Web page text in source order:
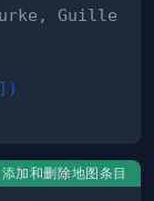
Guille
] )
添加和删除地图条目